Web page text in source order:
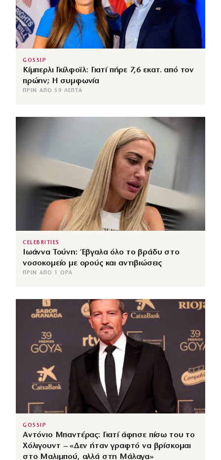
GOSSIP
Κίμπερλι Γκίλφοϊλ: Γιατί πήρε 7,6 εκατ. από τον
πρώην; Η συμφωνία
ΠΡΙΝ ΑΠΌ 59 ΛΕΠΤΆ
CELEBRITIES
Ιωάννα Τούνη: Έβγαλα όλο το βράδυ στο
νοσοκομείο με ορούς και αντιβιώσεις
ΠΡΙΝ ΑΠΌ 1 ΏΡΑ
GOSSIP
Αντόνιο Μπαντέρας: Γιατί άφησε πίσω του το
Χόλιγουντ – «Δεν ήταν γραφτό να βρίσκομαι
στο Μαλιμπού, αλλά στη Μάλαγα»